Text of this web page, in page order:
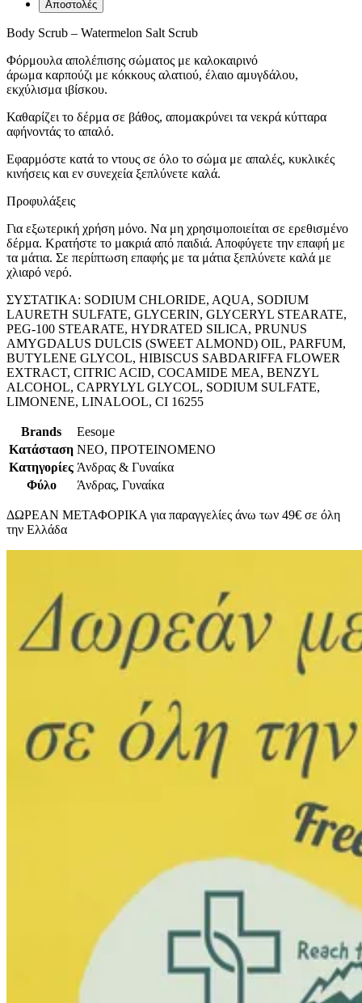
Αποστολές
Body Scrub – Watermelon Salt Scrub
Φόρμουλα απολέπισης σώματος με καλοκαιρινό
άρωμα καρπούζι με κόκκους αλατιού, έλαιο αμυγδάλου,
εκχύλισμα ιβίσκου.
Καθαρίζει το δέρμα σε βάθος, απομακρύνει τα νεκρά κύτταρα
αφήνοντάς το απαλό.
Εφαρμόστε κατά το ντους σε όλο το σώμα με απαλές, κυκλικές
κινήσεις και εν συνεχεία ξεπλύνετε καλά.
Προφυλάξεις
Για εξωτερική χρήση μόνο. Να μη χρησιμοποιείται σε ερεθισμένο
δέρμα. Κρατήστε το μακριά από παιδιά. Αποφύγετε την επαφή με
τα μάτια. Σε περίπτωση επαφής με τα μάτια ξεπλύνετε καλά με
χλιαρό νερό.
ΣΥΣΤΑΤΙΚΑ: SODIUM CHLORIDE, AQUA, SODIUM
LAURETH SULFATE, GLYCERIN, GLYCERYL STEARATE,
PEG-100 STEARATE, HYDRATED SILICA, PRUNUS
AMYGDALUS DULCIS (SWEET ALMOND) OIL, PARFUM,
BUTYLENE GLYCOL, HIBISCUS SABDARIFFA FLOWER
EXTRACT, CITRIC ACID, COCAMIDE MEA, BENZYL
ALCOHOL, CAPRYLYL GLYCOL, SODIUM SULFATE,
LIMONENE, LINALOOL, CI 16255
Brands
Eesομe
Κατάσταση ΝΕΟ, ΠΡΟΤΕΙΝΟΜΕΝΟ
Κατηγορίες Άνδρας & Γυναίκα
Φύλο
Άνδρας, Γυναίκα
ΔΩΡΕΑΝ ΜΕΤΑΦΟΡΙΚΑ για παραγγελίες άνω των 49€ σε όλη
την Ελλάδα